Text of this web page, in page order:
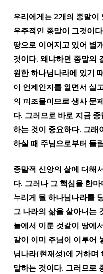
우리에게는 2개의 종말이
우주적인 종말이 그것이
땅으로 이어지고 있어 별
것이다. 왜냐하면 종말의
원한 하나님나라에 있기
이 언제인지를 알면서 살
의 피조물이므로 생사 문
다. 그러므로 바로 지금
하는 것이 중요하다. 그래
하실 때 주님으로부터 들
종말적 신앙의 삶에 대해
다. 그러나 그 핵심을 한
누리게 될 하나님나라를
그 나라의 삶을 살아내는
늘에서 이룬 것같이 땅에
같이 이미 주님이 이루어
님나라(현재성)에 거하며
말하는 것이다. 그러므로